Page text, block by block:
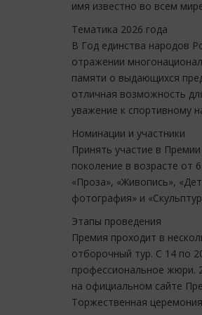
имя известно во всем
Тематика 2026 года
В Год единства народов
отражении
памяти о выдающихся
отличная возможность
уважение к спортивному
Номинации и участники
Принять участие в
поколение в возрасте от
«Проза», «Живопись»,
фотография» и
Этапы проведения
Премия проходит в
отборочный тур. С 14 по
профессиональное жюри.
на официальном сайте
Торжественная